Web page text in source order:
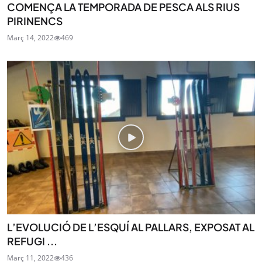
COMENÇA LA TEMPORADA DE PESCA ALS RIUS
PIRINENCS
Març 14, 2022 469
L’EVOLUCIÓ DE L’ESQUÍ AL PALLARS, EXPOSAT AL
REFUGI ...
Març 11, 2022 436